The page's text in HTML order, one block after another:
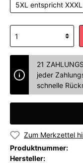
5XL entspricht XXXL
21
jeder
schnelle
Zum Merkzettel
Produktnummer:
Hersteller: